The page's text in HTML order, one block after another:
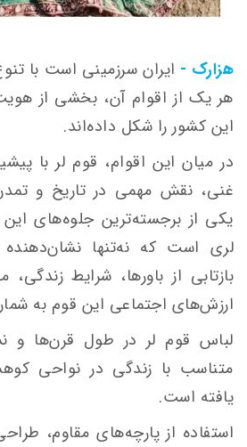
هزارک - ایران سرزمینی است با
هر یک از اقوام آن، بخشی از
این کشور را شکل داده‌اند.
در میان این اقوام، قوم لر با
غنی، نقش مهمی در تاریخ و
یکی از برجسته‌ترین جلوه‌های
لری است که نه‌تنها
بازتابی از باورها، شرایط
ارزش‌های اجتماعی این قوم به
لباس قوم لر در طول قرن‌ها و
متناسب با زندگی در نواحی
یافته است.
استفاده از پارچه‌های مقاوم،